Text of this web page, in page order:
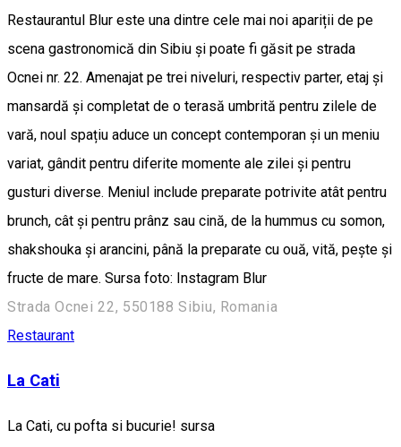
Restaurantul Blur este una dintre cele mai noi apariții de pe
scena gastronomică din Sibiu și poate fi găsit pe strada
Ocnei nr. 22. Amenajat pe trei niveluri, respectiv parter, etaj și
mansardă și completat de o terasă umbrită pentru zilele de
vară, noul spațiu aduce un concept contemporan și un meniu
variat, gândit pentru diferite momente ale zilei și pentru
gusturi diverse. Meniul include preparate potrivite atât pentru
brunch, cât și pentru prânz sau cină, de la hummus cu somon,
shakshouka și arancini, până la preparate cu ouă, vită, pește și
fructe de mare. Sursa foto: Instagram Blur
Strada Ocnei 22, 550188 Sibiu, Romania
Restaurant
La Cati
La Cati, cu pofta si bucurie! sursa